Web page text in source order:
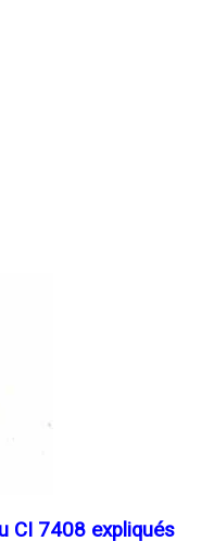
CI 7408 expliqués